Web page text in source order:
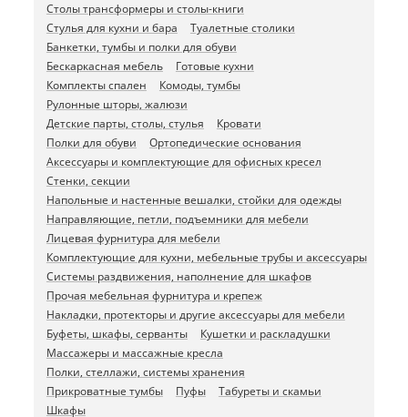
Столы трансформеры и столы-книги
Стулья для кухни и бара
Туалетные столики
Банкетки, тумбы и полки для обуви
Бескаркасная мебель
Готовые кухни
Комплекты спален
Комоды, тумбы
Рулонные шторы, жалюзи
Детские парты, столы, стулья
Кровати
Полки для обуви
Ортопедические основания
Аксессуары и комплектующие для офисных кресел
Стенки, секции
Напольные и настенные вешалки, стойки для одежды
Направляющие, петли, подъемники для мебели
Лицевая фурнитура для мебели
Комплектующие для кухни, мебельные трубы и аксессуары
Системы раздвижения, наполнение для шкафов
Прочая мебельная фурнитура и крепеж
Накладки, протекторы и другие аксессуары для мебели
Буфеты, шкафы, серванты
Кушетки и раскладушки
Массажеры и массажные кресла
Полки, стеллажи, системы хранения
Прикроватные тумбы
Пуфы
Табуреты и скамьи
Шкафы